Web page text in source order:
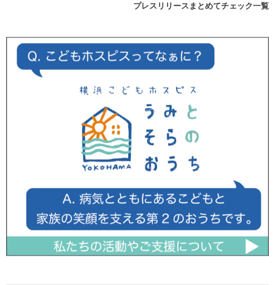
プレスリリースまとめてチェック一覧